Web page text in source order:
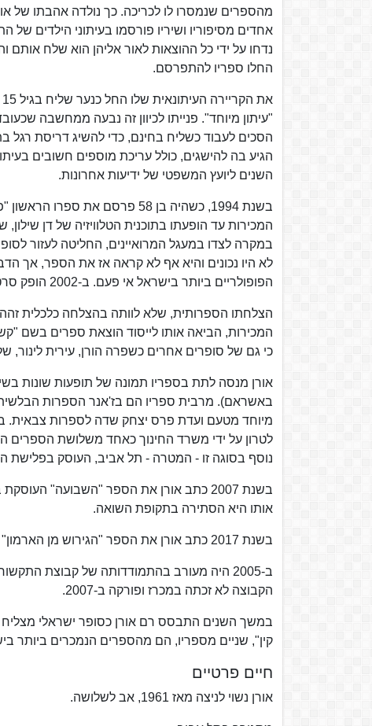
מהספרים שנמסרו לו לכריכה. כך נולדה אהבתו של
אחדים מסיפוריו ושיריו פורסמו בעיתוני הילדים
נדחו על ידי כל ההוצאות לאור אליהן הוא שלח אותם
החלו ספריו להתפרסם.
"עיתון מיוחד". פנייתו לכיוון זה נבעה ממחשבה
הסכים לעבוד כשליח בחינם, כדי להשיג דריסת רגל
הגיע בה להישגים, כולל עריכת מוספים חשובים
השנים ליועץ המשפטי של ידיעות אחרונות.
בשנת 1994, כשהיה בן 58 פרסם
המכירות עד הופעתו בתוכנית הטלוויזיה של דן
במקרה לצדו במעגל המרואיינים, החליטה לעזור
לא היו נכונים והיא אף לא קראה אז את הספר, אך
הפופולריים ביותר בישראל אי פעם. ב-2002 הופק סרט קולנוע על פי הספר.
הצלחתו הספרותית, שלא לוותה בהצלחה כלכלית
המכירות, הביאה אותו לייסוד הוצאת ספרים בשם
כי גם של סופרים אחרים כשפרה הורן, עירית לינור, שלי
אורן מנסה לתת בספריו תמונה של תופעות שונות
נוסף בסוגה זו - המטרה - תל אביב, העוסק
בשנת 2007 כתב אורן את הספר "השבועה"
אותו היא הסתירה בתקופת השואה.
בשנת 2017 כתב אורן את הספר "הגירוש מן הארמון" העוסק בחייו של פארוק הראשון מלך מצרים.
הקבוצה לא זכתה במכרז ופורקה ב-2007.
במשך השנים התבסס רם אורן כסופר ישראלי מצליח
קין", שניים מספריו, הם מהספרים הנמכרים ביותר
חיים פרטיים
אורן נשוי לניצה מאז 1961, אב לשלושה.